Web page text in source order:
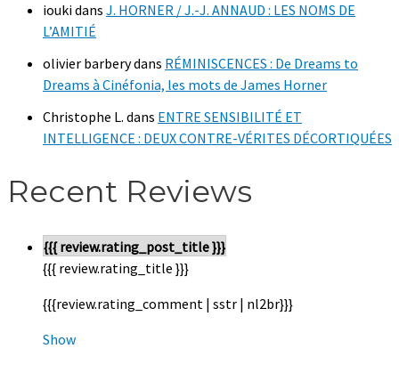
ioukidans J. HORNER / J.-J. ANNAUD : LES NOMS DE
L’AMITIÉ
olivier barberydans RÉMINISCENCES : De Dreams to
Dreams à Cinéfonia, les mots de James Horner
Christophe L. dans ENTRE SENSIBILITÉ ET
INTELLIGENCE : DEUX CONTRE-VÉRITES DÉCORTIQUÉES
Recent Reviews
{{{ review.rating_post_title }}}
{{{ review.rating_title }}}
{{{review.rating_comment | sstr | nl2br}}}
Show